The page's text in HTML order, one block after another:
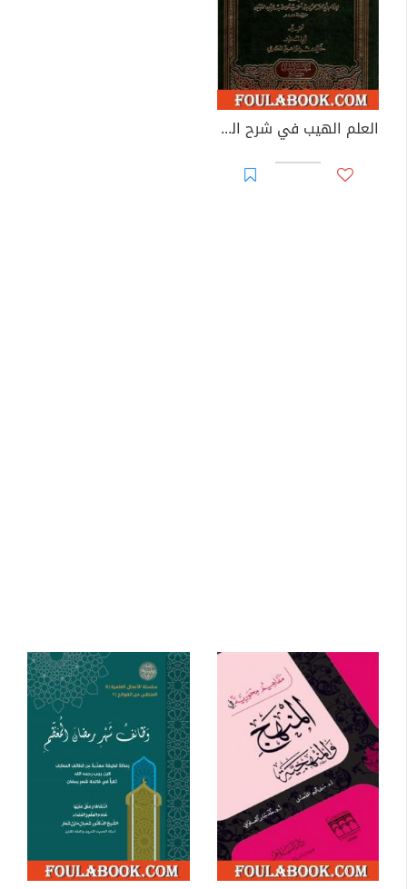
العلم الهيب في شرح الكلم الطيب